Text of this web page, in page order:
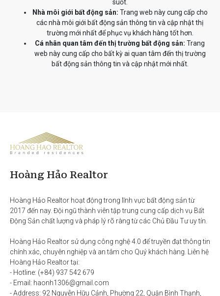
suốt.
Nhà môi giới bất động sản: Trang web này cung cấp cho
các nhà môi giới bất động sản thông tin và cập nhật thị
trường mới nhất để phục vụ khách hàng tốt hơn.
Cá nhân quan tâm đến thị trường bất động sản: Trang
web này cung cấp cho bất kỳ ai quan tâm đến thị trường
bất động sản thông tin và cập nhật mới nhất.
Hoàng Hảo Realtor
Hoàng Hảo Realtor hoạt động trong lĩnh vực bất động sản từ
2017 đến nay. Đội ngũ thành viên tập trung cung cấp dịch vụ Bất
Động Sản chất lượng và pháp lý rõ ràng từ các Chủ Đầu Tư uy tín.
Hoàng Hảo Realtor sử dụng công nghệ 4.0 để truyền đạt thông tin
chính xác, chuyên nghiệp và an tâm cho Quý khách hàng. Liên hệ
Hoàng Hảo Realtor tại:
- Hotline: (+84) 937 542 679
- Email: haonh1306@gmail.com
- Address: 92 Nguyễn Hữu Cảnh, Phường 22, Quận Bình Thạnh,